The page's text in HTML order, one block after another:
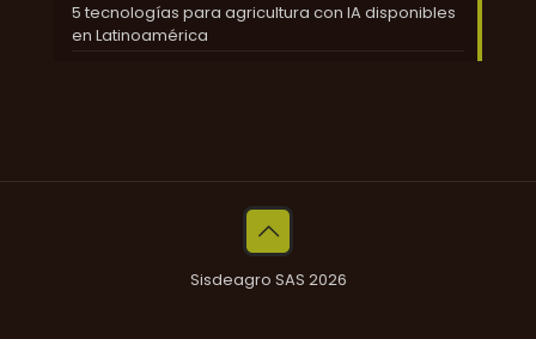
5 tecnologías para agricultura con IA disponibles
en Latinoamérica
Sisdeagro SAS 2026